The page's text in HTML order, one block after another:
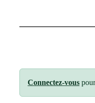
Connectez-vous